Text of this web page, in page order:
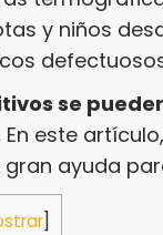
y niños
se
En este
ayuda
]